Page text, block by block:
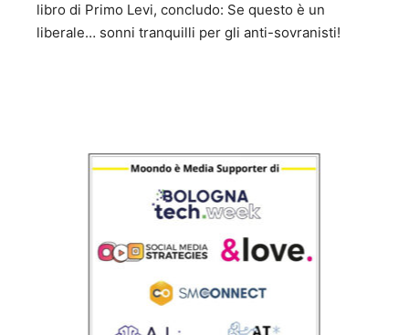
libro di Primo Levi, concludo: Se questo è un
liberale… sonni tranquilli per gli anti-sovranisti!